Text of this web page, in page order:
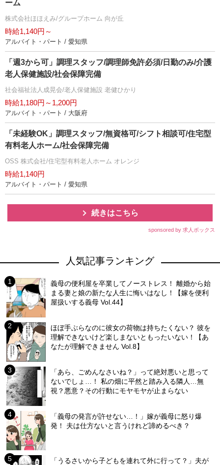
ーム
株式会社ほほえみ/グループホーム 向が丘
時給1,140円～
アルバイト・パート / 愛知県
「週3から可」調理スタッフ/調理師免許必須/日勤のみ/介護
老人保健施設/社会保障完備
社会福祉法人成晃会/老人保健施設 老健ひかり
時給1,180円～1,200円
アルバイト・パート / 大阪府
「未経験OK」調理スタッフ/無資格可/シフト相談可/住宅型
有料老人ホーム/社会保障完備
OSS 株式会社/住宅型有料老人ホーム オレンジ
時給1,140円
アルバイト・パート / 愛知県
続きはこちら
sponsored by 求人ボックス
人気記事ランキング
義母の便利屋を卒業してノーストレス！ 離婚から始
まる妻と娘の新たな人生に悔いはなし！【嫁を便利
屋扱いする義母 Vol.44】
ほぼ手ぶらなのに彼女の荷物は持ちたくない？ 彼を
理解できないけど楽しまないともったいない！【あ
なたが理解できません Vol.8】
「あら、ごめんなさいね？」って絶対悪いと思って
ないでしょ…！ 私の畑に平然と踏み入る隣人…無
視？悪意？その行動にモヤモヤが止まらない
「義母の発言が許せない…！」嫁が義母に怒り爆
発！ 夫は仕方ないと言うけれど諦めるべき？
「うるさいから子どもを連れて外に行って？」夫が